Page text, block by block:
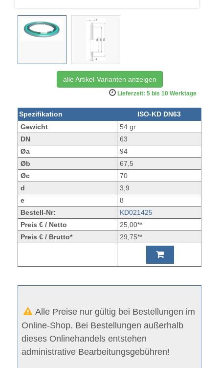
alle Artikel-Varianten anzeigen
Lieferzeit: 5 bis 10 Werktage
Spezifikation
ISO-KD DN63
Gewicht
54 gr
DN
63
Øa
94
Øb
67,5
Øc
70
d
3,9
e
8
Bestell-Nr:
KD021425
Preis € / Netto
25,00**
Preis € / Brutto*
29,75**
Alle Preise nur gültig bei Bestellungen im
Online-Shop. Bei Bestellungen außerhalb
dieses Onlinehandels entstehen
administrative Bearbeitungsgebühren!